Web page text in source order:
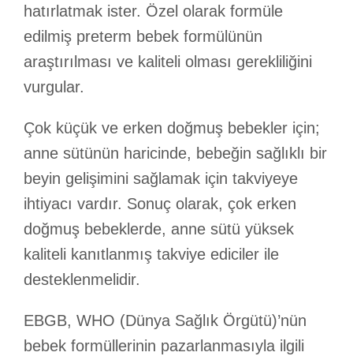
hatırlatmak ister. Özel olarak formüle
edilmiş preterm bebek formülünün
araştırılması ve kaliteli olması gerekliliğini
vurgular.
Çok küçük ve erken doğmuş bebekler için;
anne sütünün haricinde, bebeğin sağlıklı bir
beyin gelişimini sağlamak için takviyeye
ihtiyacı vardır. Sonuç olarak, çok erken
doğmuş bebeklerde, anne sütü yüksek
kaliteli kanıtlanmış takviye ediciler ile
desteklenmelidir.
EBGB, WHO (Dünya Sağlık Örgütü)’nün
bebek formüllerinin pazarlanmasıyla ilgili